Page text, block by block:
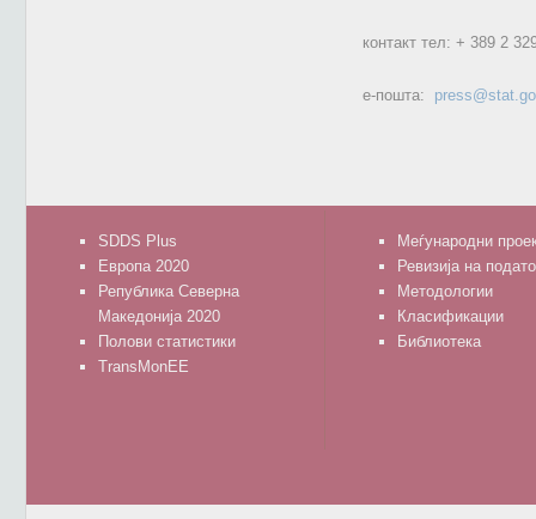
контакт тел: + 389 2
е-пошта:
SDDS Plus
Европа 2020
Република Северна
Македонија 2020
Полови статистики
TransMonEE
Меѓународни
Ревизија на
Методологии
Класификации
Библиотека